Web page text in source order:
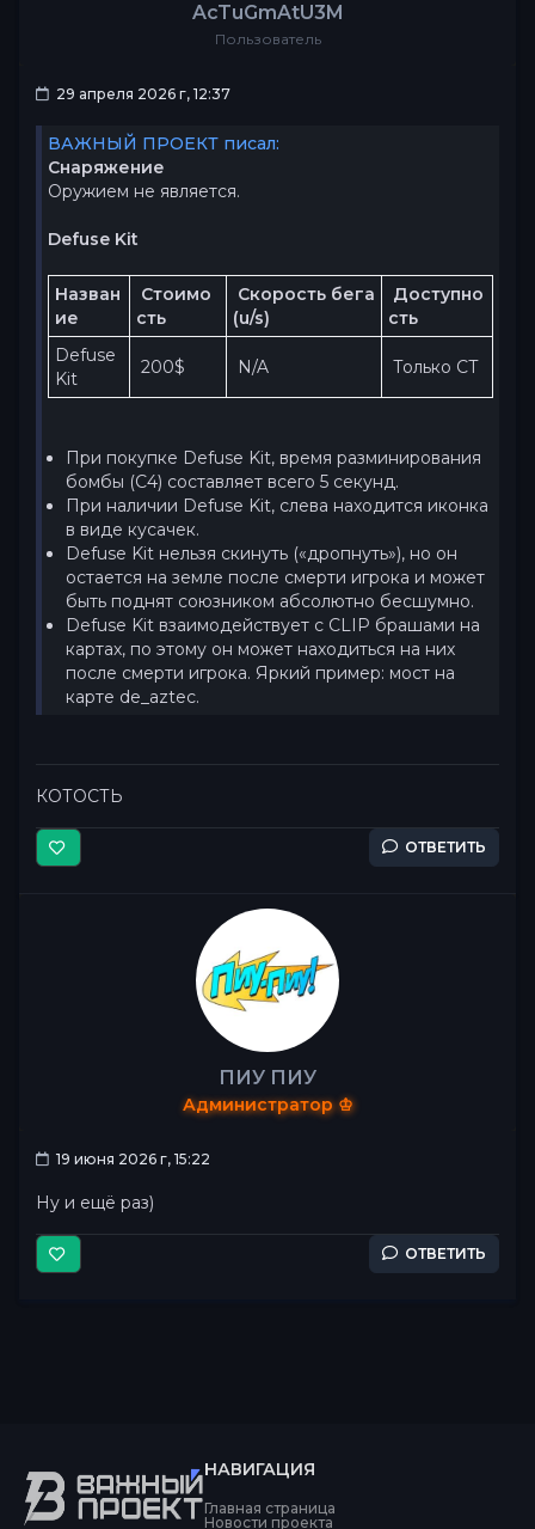
AcTuGmAtU3M
Пользователь
29 апреля 2026 г, 12:37
ВАЖНЫЙ ПРОЕКТ писал:
Снаряжение
Оружием не является.
Defuse Kit
Назван
ие
Стоимо
сть
Cкорость бега
(u/s)
Доступно
сть
Defuse
Kit
200$ N/A Только CT
При покупке Defuse Kit, время разминирования
бомбы (С4) составляет всего 5 секунд.
При наличии Defuse Kit, слева находится иконка
в виде кусачек.
Defuse Kit нельзя скинуть («дропнуть»), но он
остается на земле после смерти игрока и может
быть поднят союзником абсолютно бесшумно.
Defuse Kit взаимодействует с CLIP брашами на
картах, по этому он может находиться на них
после смерти игрока. Яркий пример: мост на
карте de_aztec.
КОТОСТЬ
ОТВЕТИТЬ
ПИУ ПИУ
Администратор ♔
19 июня 2026 г, 15:22
Ну и ещё раз)
ОТВЕТИТЬ
НАВИГАЦИЯ
Главная страница
Новости проекта